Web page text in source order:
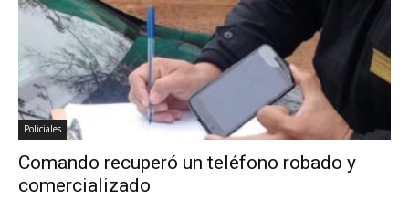
Policiales
Comando recuperó un teléfono robado y
comercializado